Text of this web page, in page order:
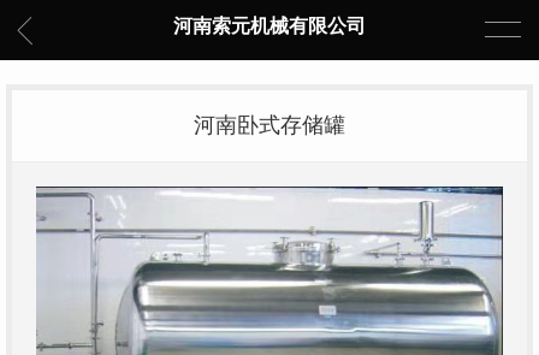
河南索元机械有限公司
河南卧式存储罐